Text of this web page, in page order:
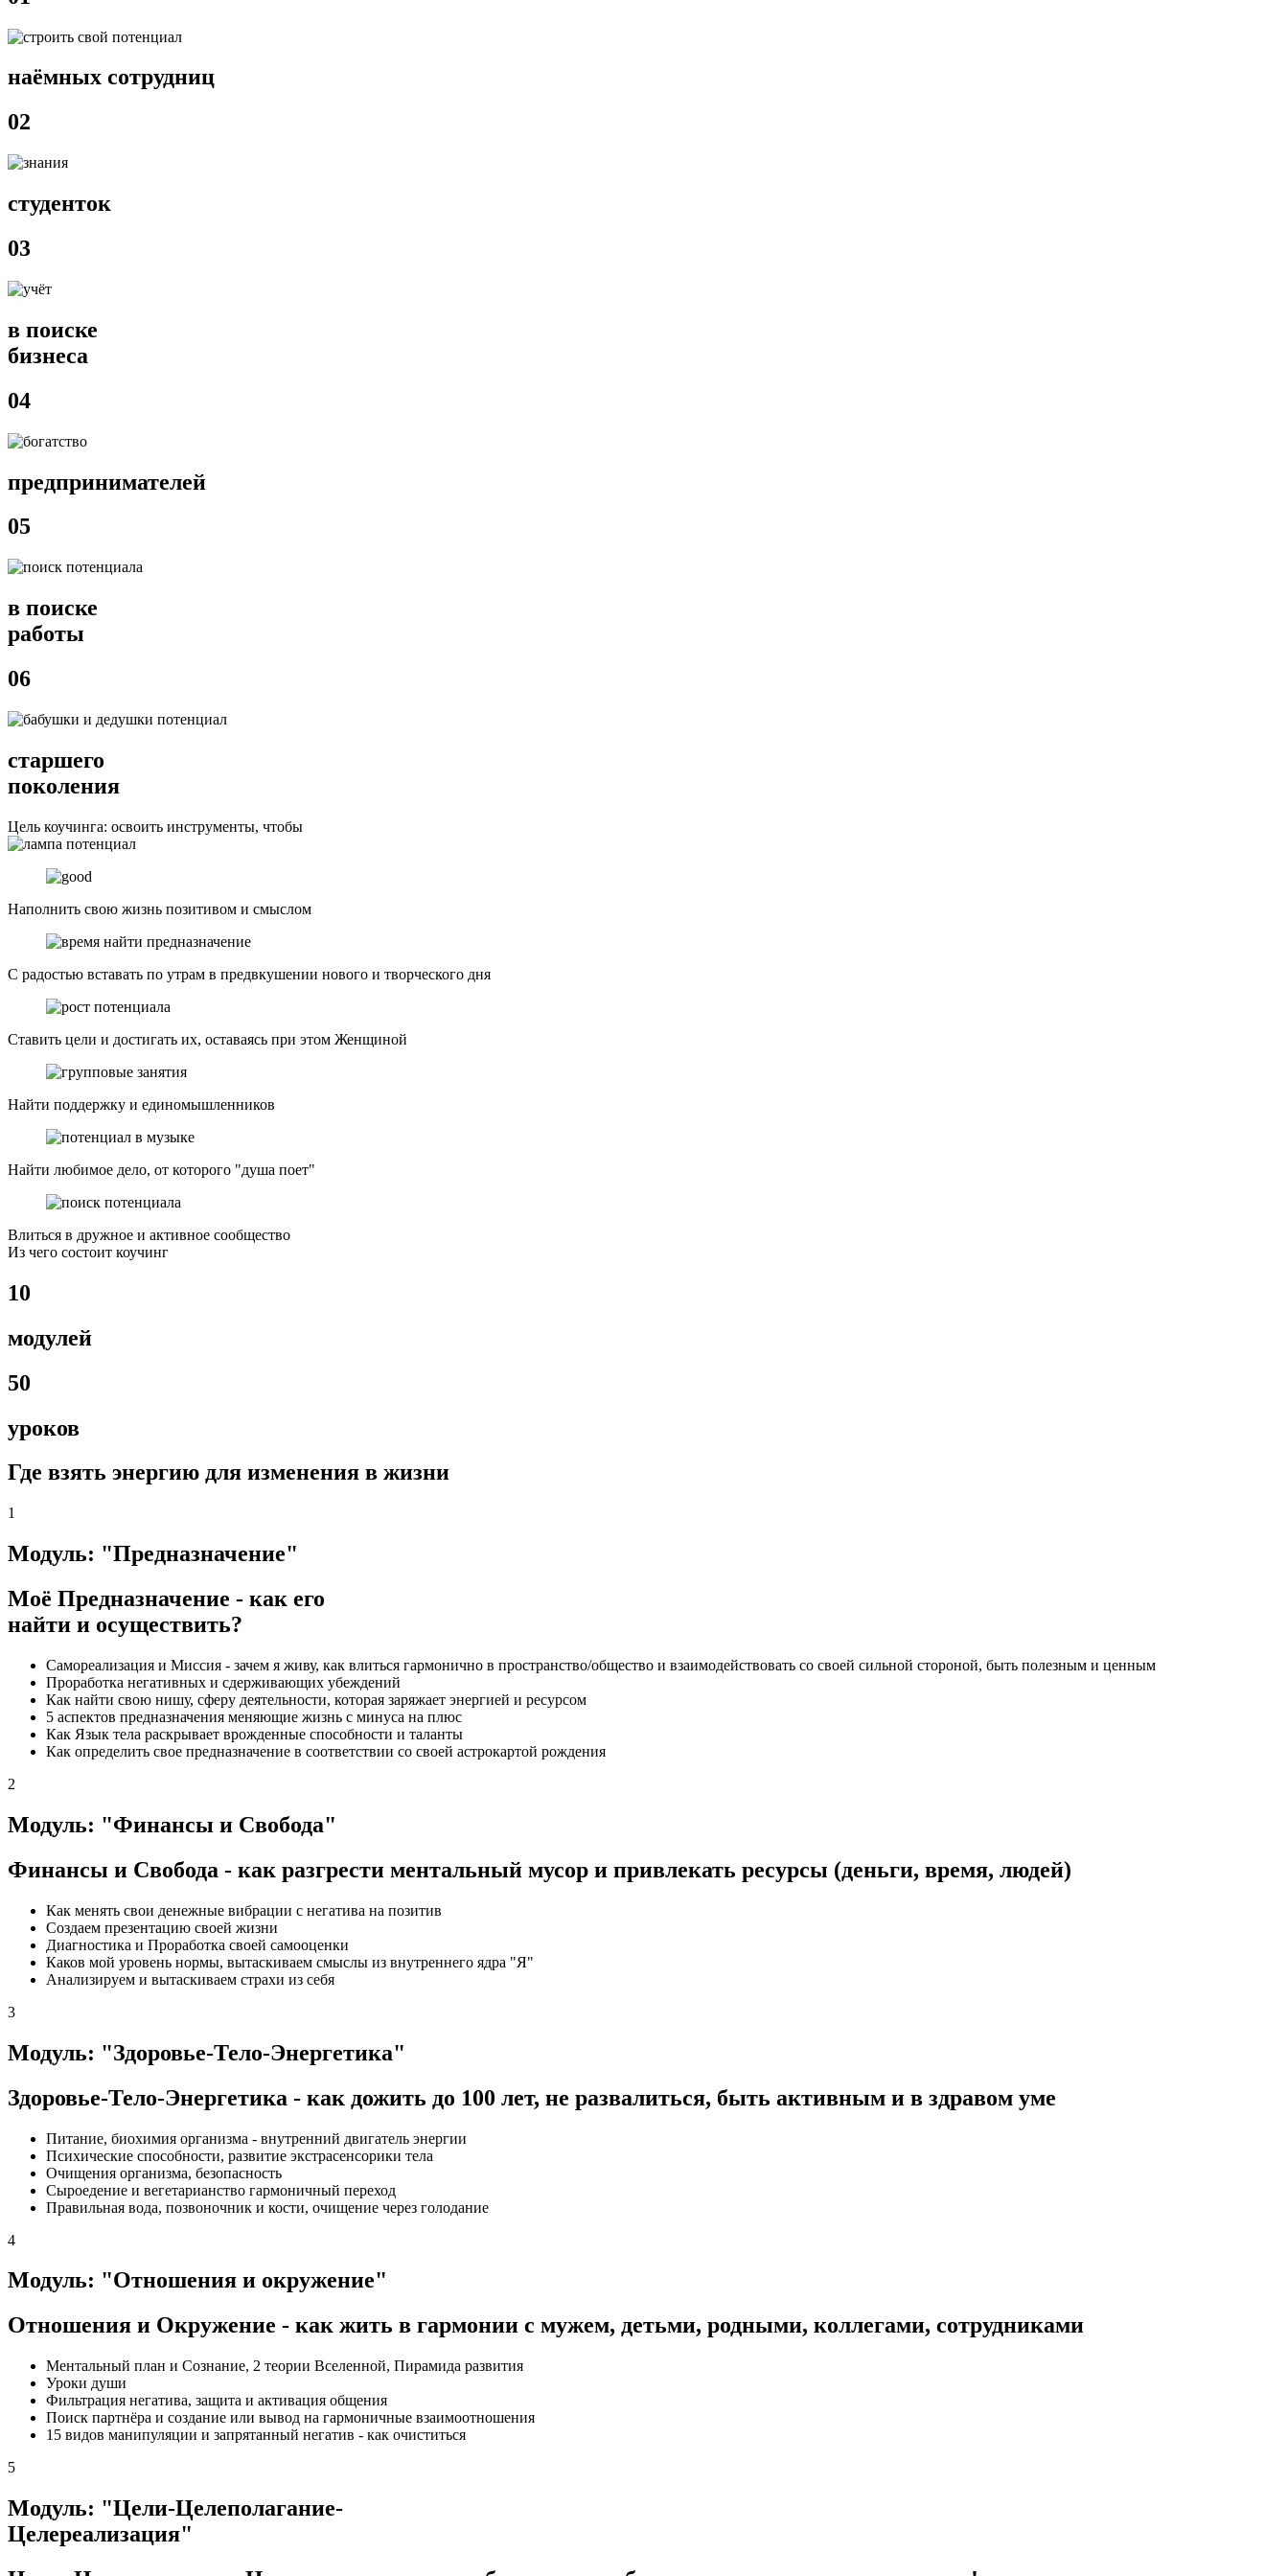
наёмных сотрудниц
02
студенток
03
в поиске
бизнеса
04
предпринимателей
05
в поиске
работы
06
старшего
поколения
Цель коучинга: освоить инструменты, чтобы
Наполнить свою жизнь позитивом и смыслом
С радостью вставать по утрам в предвкушении нового и творческого дня
Ставить цели и достигать их, оставаясь при этом Женщиной
Найти поддержку и единомышленников
Найти любимое дело, от которого "душа поет"
Влиться в дружное и активное сообщество
Из чего состоит коучинг
10
модулей
50
уроков
Где взять энергию для изменения в жизни
1
Модуль: "Предназначение"
Моё Предназначение - как его
найти и осуществить?
Самореализация и Миссия - зачем я живу, как влиться гармонично в пространство/общество и взаимодействовать со своей сильной стороной, быть полезным и ценным
Проработка негативных и сдерживающих убеждений
Как найти свою нишу, сферу деятельности, которая заряжает энергией и ресурсом
5 аспектов предназначения меняющие жизнь с минуса на плюс
Как Язык тела раскрывает врожденные способности и таланты
Как определить свое предназначение в соответствии со своей астрокартой рождения
2
Модуль: "Финансы и Свобода"
Финансы и Свобода - как разгрести ментальный мусор и привлекать ресурсы (деньги, время, людей)
Как менять свои денежные вибрации с негатива на позитив
Создаем презентацию своей жизни
Диагностика и Проработка своей самооценки
Каков мой уровень нормы, вытаскиваем смыслы из внутреннего ядра "Я"
Анализируем и вытаскиваем страхи из себя
3
Модуль: "Здоровье-Тело-Энергетика"
Здоровье-Тело-Энергетика - как дожить до 100 лет, не развалиться, быть активным и в здравом уме
Питание, биохимия организма - внутренний двигатель энергии
Психические способности, развитие экстрасенсорики тела
Очищения организма, безопасность
Сыроедение и вегетарианство гармоничный переход
Правильная вода, позвоночник и кости, очищение через голодание
4
Модуль: "Отношения и окружение"
Отношения и Окружение - как жить в гармонии с мужем, детьми, родными, коллегами, сотрудниками
Ментальный план и Сознание, 2 теории Вселенной, Пирамида развития
Уроки души
Фильтрация негатива, защита и активация общения
Поиск партнёра и создание или вывод на гармоничные взаимоотношения
15 видов манипуляции и запрятанный негатив - как очиститься
5
Модуль: "Цели-Целеполагание-
Целереализация"